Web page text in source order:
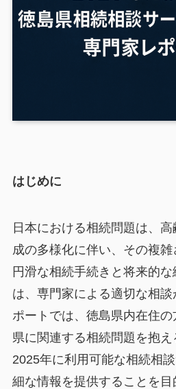
はじめに
日本における相続問題は、
成の多様化に伴い、その複雑
円滑な相続手続きと将来的
は、専門家による適切な相
ポートでは、徳島県内在住
県に関連する相続問題を抱え
2025年に利用可能な相続相
細な情報を提供することを